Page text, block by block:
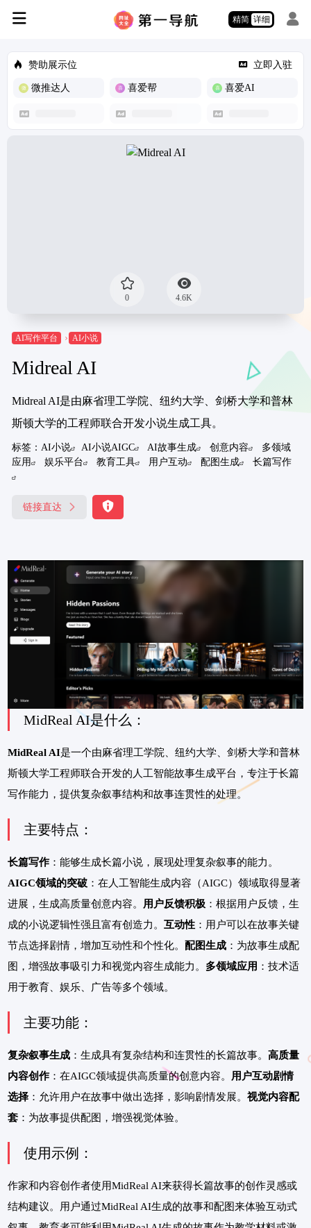
精简 详细
赞助展示位 立即入驻
微推达人 喜爱帮 喜爱AI
0 4.6K
AI写作平台 AI小说
Midreal AI
Midreal AI是由麻省理工学院、纽约大学、剑桥大学和普林
斯顿大学的工程师联合开发小说生成工具。
标签： AI小说 AI小说AIGC AI故事生成 创意内容
多领域
应用
娱乐平台 教育工具 用户互动 配图生成 长篇写作
链接直达
MidReal AI是什么：
MidReal AI是一个由麻省理工学院、纽约大学、剑桥大学和普林
斯顿大学工程师联合开发的人工智能故事生成平台，专注于长篇
写作能力，提供复杂叙事结构和故事连贯性的处理。
主要特点：
长篇写作 ：能够生成长篇小说，展现处理复杂叙事的能力。
AIGC领域的突破 ：在人工智能生成内容（AIGC）领域取得显著
进展，生成高质量创意内容。 用户反馈积极 ：根据用户反馈，生
成的小说逻辑性强且富有创造力。 互动性 ：用户可以在故事关键
节点选择剧情，增加互动性和个性化。 配图生成 ：为故事生成配
图，增强故事吸引力和视觉内容生成能力。 多领域应用 ：技术适
用于教育、娱乐、广告等多个领域。
主要功能：
复杂叙事生成 ：生成具有复杂结构和连贯性的长篇故事。 高质量
内容创作 ：在AIGC领域提供高质量的创意内容。 用户互动剧情
选择 ：允许用户在故事中做出选择，影响剧情发展。 视觉内容配
套 ：为故事提供配图，增强视觉体验。
使用示例：
作家和内容创作者使用MidReal AI来获得长篇故事的创作灵感或
结构建议。用户通过MidReal AI生成的故事和配图来体验互动式